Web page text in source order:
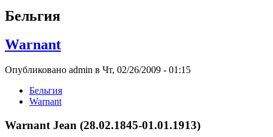
Бельгия
Warnant
Опубликовано admin в Чт, 02/26/2009 - 01:15
Бельгия
Warnant
Warnant Jean (28.02.1845-01.01.1913)